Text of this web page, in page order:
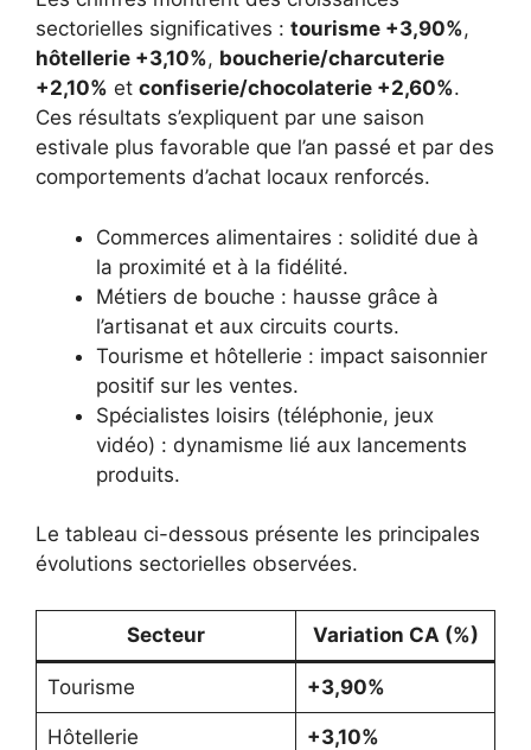
sectorielles significatives : tourisme +3,90%,
hôtellerie +3,10%, boucherie/charcuterie
+2,10% et confiserie/chocolaterie +2,60%.
Ces résultats s’expliquent par une saison
estivale plus favorable que l’an passé et par des
comportements d’achat locaux renforcés.
Commerces alimentaires : solidité due à
la proximité et à la fidélité.
Métiers de bouche : hausse grâce à
l’artisanat et aux circuits courts.
Tourisme et hôtellerie : impact saisonnier
positif sur les ventes.
Spécialistes loisirs (téléphonie, jeux
vidéo) : dynamisme lié aux lancements
produits.
Le tableau ci-dessous présente les principales
évolutions sectorielles observées.
Secteur Variation CA (%)
Tourisme +3,90%
Hôtellerie +3,10%